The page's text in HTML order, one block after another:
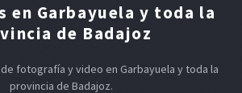
en Garbayuela y toda la
de Badajoz
fotografía y video en Garbayuela y toda la
provincia de Badajoz.